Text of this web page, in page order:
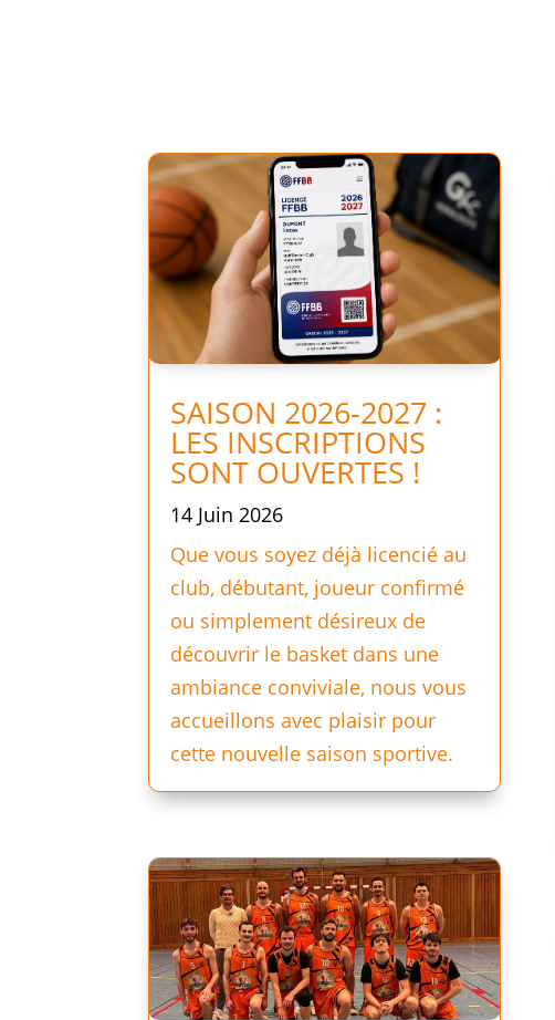
SAISON 2026-2027 :
LES INSCRIPTIONS
SONT OUVERTES !
14 Juin 2026
Que vous soyez déjà licencié au
club, débutant, joueur confirmé
ou simplement désireux de
découvrir le basket dans une
ambiance conviviale, nous vous
accueillons avec plaisir pour
cette nouvelle saison sportive.